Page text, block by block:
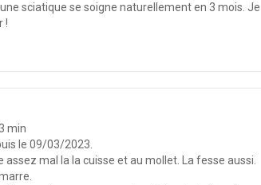
sciatique se soigne naturellement en 3 mois.
!
min
le 09/03/2023.
assez mal la la cuisse et au mollet. La fesse aussi.